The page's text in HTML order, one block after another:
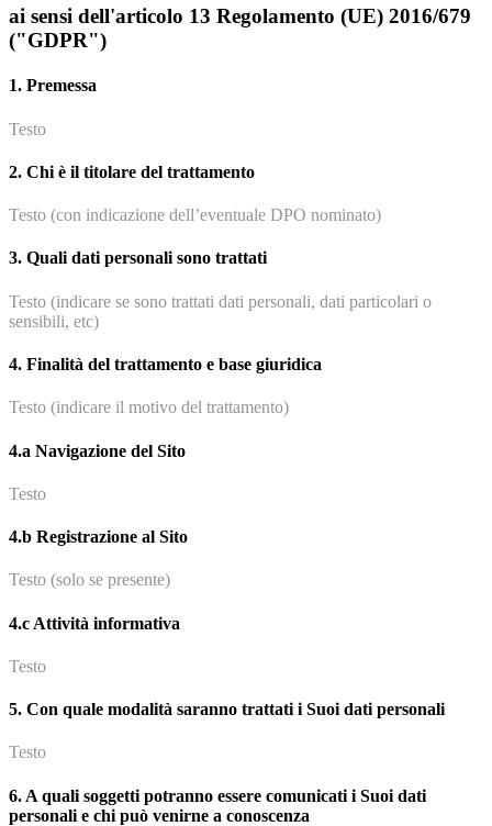
ai sensi dell'articolo 13 Regolamento (UE) 2016/679
("GDPR")
1. Premessa
Testo
2. Chi è il titolare del trattamento
Testo (con indicazione dell’eventuale DPO nominato)
3. Quali dati personali sono trattati
Testo (indicare se sono trattati dati personali, dati particolari o
sensibili, etc)
4. Finalità del trattamento e base giuridica
Testo (indicare il motivo del trattamento)
4.a Navigazione del Sito
Testo
4.b Registrazione al Sito
Testo (solo se presente)
4.c Attività informativa
Testo
5. Con quale modalità saranno trattati i Suoi dati personali
Testo
6. A quali soggetti potranno essere comunicati i Suoi dati
personali e chi può venirne a conoscenza